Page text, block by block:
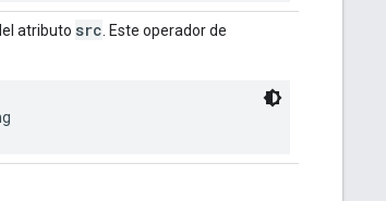
atributo src . Este operador de